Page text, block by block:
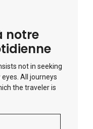
notre
not in seeking
All journeys
the traveler is